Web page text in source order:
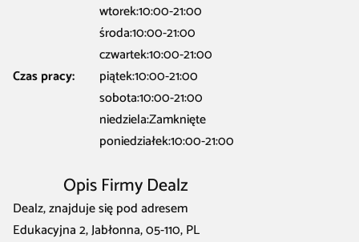
Czas pracy:
wtorek:10:00-21:00
środa:10:00-21:00
czwartek:10:00-21:00
piątek:10:00-21:00
sobota:10:00-21:00
niedziela:Zamknięte
poniedziałek:10:00-21:00
Opis Firmy Dealz
Dealz, znajduje się pod adresem
Edukacyjna 2, Jabłonna, 05-110, PL